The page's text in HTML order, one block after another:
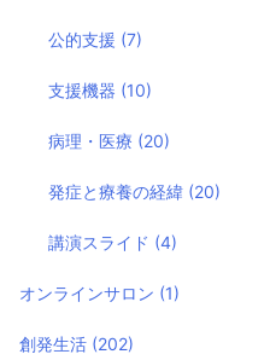
公的支援 (7)
支援機器 (10)
病理・医療 (20)
発症と療養の経緯 (20)
講演スライド (4)
オンラインサロン (1)
創発生活 (202)